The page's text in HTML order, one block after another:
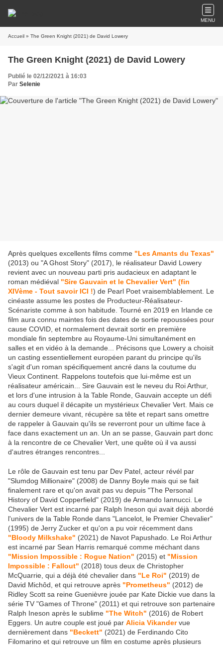
MENU
Accueil » The Green Knight (2021) de David Lowery
The Green Knight (2021) de David Lowery
Publié le 02/12/2021 à 16:03
Par Selenie
Après quelques excellents films comme "Les Amants du Texas"
(2013) ou "A Ghost Story" (2017), le réalisateur David Lowery
revient avec un nouveau parti pris audacieux en adaptant le
roman médiéval "Sire Gauvain et le Chevalier Vert" (fin
XIVème - Tout savoir ICI !) de Pearl Poet vraisemblablement. Le
cinéaste assume les postes de Producteur-Réalisateur-
Scénariste comme à son habitude. Tourné en 2019 en Irlande ce
film aura connu maintes fois des dates de sortie repoussées pour
cause COVID, et normalement devrait sortir en première
mondiale fin septembre au Royaume-Uni simultanément en
salles et en vidéo à la demande... Précisons que Lowery a choisit
un casting essentiellement européen parant du principe qu'ils
s'agit d'un roman spécifiquement ancré dans la coutume du
Vieux Continent. Rappelons toutefois que lui-même est un
réalisateur américain... Sire Gauvain est le neveu du Roi Arthur,
et lors d'une intrusion à la Table Ronde, Gauvain accepte un défi
au cours duquel il décapite un mystérieux Chevalier Vert. Mais ce
dernier demeure vivant, récupère sa tête et repart sans omettre
de rappeler à Gauvain qu'ils se reverront pour un ultime face à
face dans exactement un an. Un an se passe, Gauvain part donc
à la rencontre de ce Chevalier Vert, une quête où il va aussi
d'autres étranges rencontres...
Le rôle de Gauvain est tenu par Dev Patel, acteur révél par
"Slumdog Millionaire" (2008) de Danny Boyle mais qui se fait
finalement rare et qu'on avait pas vu depuis "The Personal
History of David Copperfield" (2019) de Armando Iannucci. Le
Chevalier Vert est incarné par Ralph Ineson qui avait déjà abordé
l'univers de la Table Ronde dans "Lancelot, le Premier Chevalier"
(1995) de Jerry Zucker et qu'on a pu voir récemment dans
"Bloody Milkshake" (2021) de Navot Papushado. Le Roi Arthur
est incarné par Sean Harris remarqué comme méchant dans
"Mission Impossible : Rogue Nation" (2015) et "Mission
Impossible : Fallout" (2018) tous deux de Christopher
McQuarrie, qui a déjà été chevalier dans "Le Roi" (2019) de
David Michôd, et qui retrouve après "Prometheus" (2012) de
Ridley Scott sa reine Guenièvre jouée par Kate Dickie vue dans la
série TV "Games of Throne" (2011) et qui retrouve son partenaire
Ralph Ineson après le sublime "The Witch" (2016) de Robert
Eggers. Un autre couple est joué par Alicia Vikandervue
dernièrement dans "Beckett" (2021) de Ferdinando Cito
Filomarino et qui retrouve un film en costume après plusieurs